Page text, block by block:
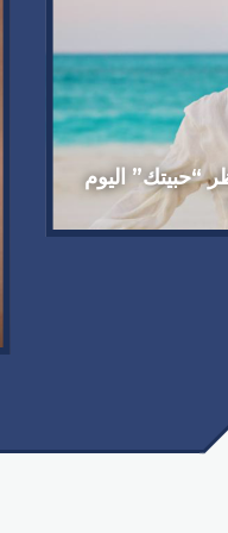
“حبيتك” اليوم